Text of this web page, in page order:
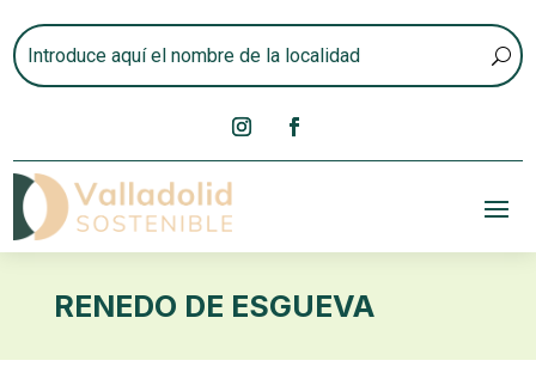
RENEDO DE ESGUEVA